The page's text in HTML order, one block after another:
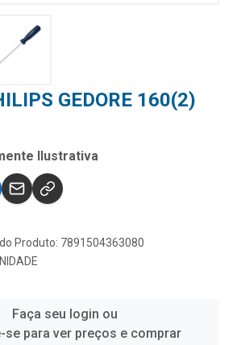
GEDORE 160(2)
Ilustrativa
Produto: 7891504363080
Faça seu login ou
se para ver preços e comprar